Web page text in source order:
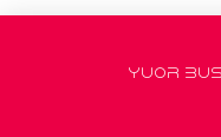
YUOR